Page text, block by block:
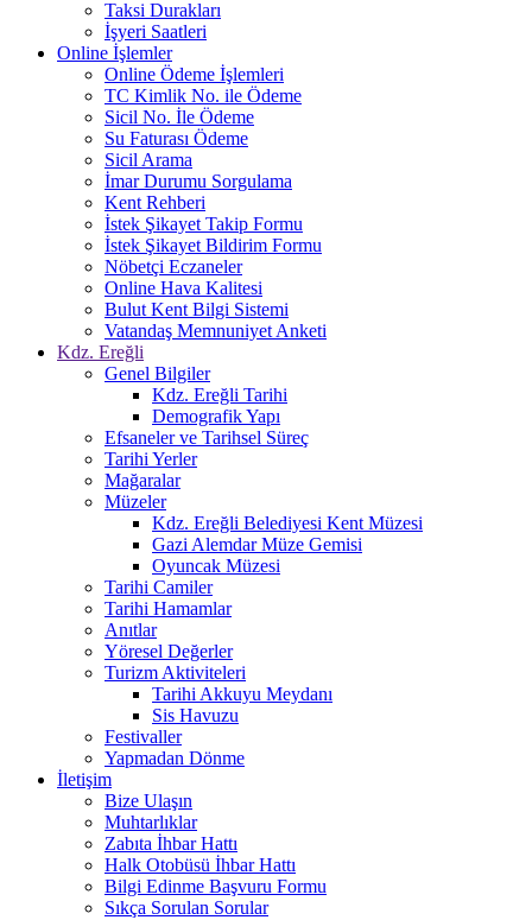
Taksi Durakları
İşyeri Saatleri
Online İşlemler
Online Ödeme İşlemleri
TC Kimlik No. ile Ödeme
Sicil No. İle Ödeme
Su Faturası Ödeme
Sicil Arama
İmar Durumu Sorgulama
Kent Rehberi
İstek Şikayet Takip Formu
İstek Şikayet Bildirim Formu
Nöbetçi Eczaneler
Online Hava Kalitesi
Bulut Kent Bilgi Sistemi
Vatandaş Memnuniyet Anketi
Kdz. Ereğli
Genel Bilgiler
Kdz. Ereğli Tarihi
Demografik Yapı
Efsaneler ve Tarihsel Süreç
Tarihi Yerler
Mağaralar
Müzeler
Kdz. Ereğli Belediyesi Kent Müzesi
Gazi Alemdar Müze Gemisi
Oyuncak Müzesi
Tarihi Camiler
Tarihi Hamamlar
Anıtlar
Yöresel Değerler
Turizm Aktiviteleri
Tarihi Akkuyu Meydanı
Sis Havuzu
Festivaller
Yapmadan Dönme
İletişim
Bize Ulaşın
Muhtarlıklar
Zabıta İhbar Hattı
Halk Otobüsü İhbar Hattı
Bilgi Edinme Başvuru Formu
Sıkça Sorulan Sorular